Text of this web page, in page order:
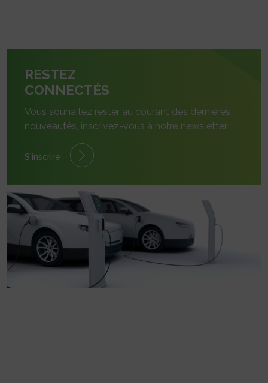
RESTEZ
CONNECTÉS
Vous souhaitez rester au courant des dernières
nouveautés, inscrivez-vous à notre newsletter.
S'inscrire